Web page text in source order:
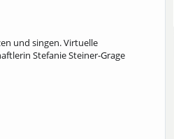
und singen. Virtuelle
Stefanie Steiner-Grage